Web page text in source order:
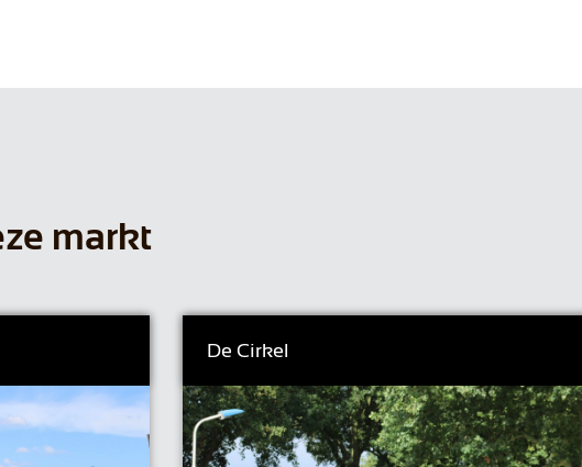
markt
De Cirkel